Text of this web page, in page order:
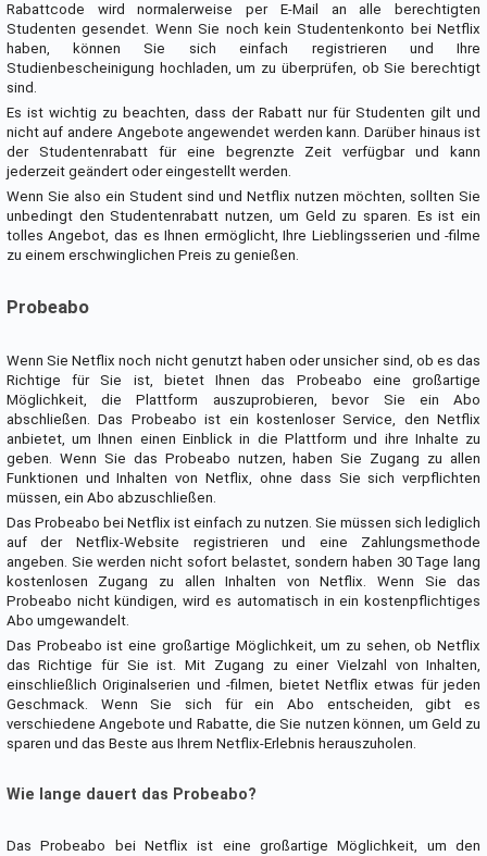
Rabattcode wird normalerweise per E-Mail an alle berechtigten
Studenten gesendet. Wenn Sie noch kein Studentenkonto bei Netflix
haben, können Sie sich einfach registrieren und Ihre
Studienbescheinigung hochladen, um zu überprüfen, ob Sie berechtigt
sind.
Es ist wichtig zu beachten, dass der Rabatt nur für Studenten gilt und
nicht auf andere Angebote angewendet werden kann. Darüber hinaus ist
der Studentenrabatt für eine begrenzte Zeit verfügbar und kann
jederzeit geändert oder eingestellt werden.
Wenn Sie also ein Student sind und Netflix nutzen möchten, sollten Sie
unbedingt den Studentenrabatt nutzen, um Geld zu sparen. Es ist ein
tolles Angebot, das es Ihnen ermöglicht, Ihre Lieblingsserien und -filme
zu einem erschwinglichen Preis zu genießen.
Probeabo
Wenn Sie Netflix noch nicht genutzt haben oder unsicher sind, ob es das
Richtige für Sie ist, bietet Ihnen das Probeabo eine großartige
Möglichkeit, die Plattform auszuprobieren, bevor Sie ein Abo
abschließen. Das Probeabo ist ein kostenloser Service, den Netflix
anbietet, um Ihnen einen Einblick in die Plattform und ihre Inhalte zu
geben. Wenn Sie das Probeabo nutzen, haben Sie Zugang zu allen
Funktionen und Inhalten von Netflix, ohne dass Sie sich verpflichten
müssen, ein Abo abzuschließen.
Das Probeabo bei Netflix ist einfach zu nutzen. Sie müssen sich lediglich
auf der Netflix-Website registrieren und eine Zahlungsmethode
angeben. Sie werden nicht sofort belastet, sondern haben 30 Tage lang
kostenlosen Zugang zu allen Inhalten von Netflix. Wenn Sie das
Probeabo nicht kündigen, wird es automatisch in ein kostenpflichtiges
Abo umgewandelt.
Das Probeabo ist eine großartige Möglichkeit, um zu sehen, ob Netflix
das Richtige für Sie ist. Mit Zugang zu einer Vielzahl von Inhalten,
einschließlich Originalserien und -filmen, bietet Netflix etwas für jeden
Geschmack. Wenn Sie sich für ein Abo entscheiden, gibt es
verschiedene Angebote und Rabatte, die Sie nutzen können, um Geld zu
sparen und das Beste aus Ihrem Netflix-Erlebnis herauszuholen.
Wie lange dauert das Probeabo?
Das Probeabo bei Netflix ist eine großartige Möglichkeit, um den